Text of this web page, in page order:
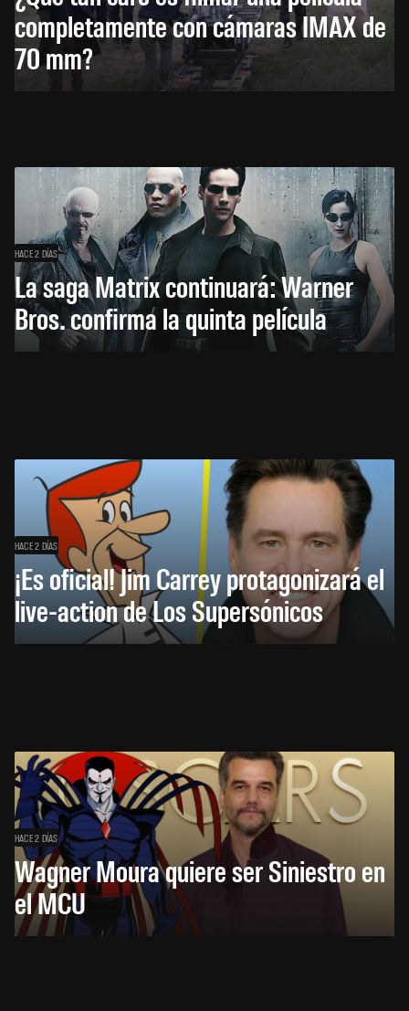
completamente con cámaras IMAX de
70 mm?
HACE 2 DÍAS
La saga Matrix continuará: Warner
Bros. confirma la quinta película
HACE 2 DÍAS
¡Es oficial! Jim Carrey protagonizará el
live-action de Los Supersónicos
HACE 2 DÍAS
Wagner Moura quiere ser Siniestro en
el MCU